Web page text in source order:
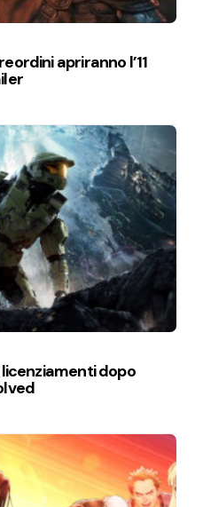
apriranno l’11
dopo